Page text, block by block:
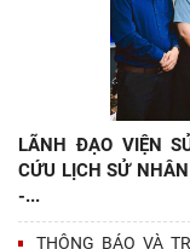
LÃNH ĐẠO VIỆN
CỨU LỊCH SỬ
-...